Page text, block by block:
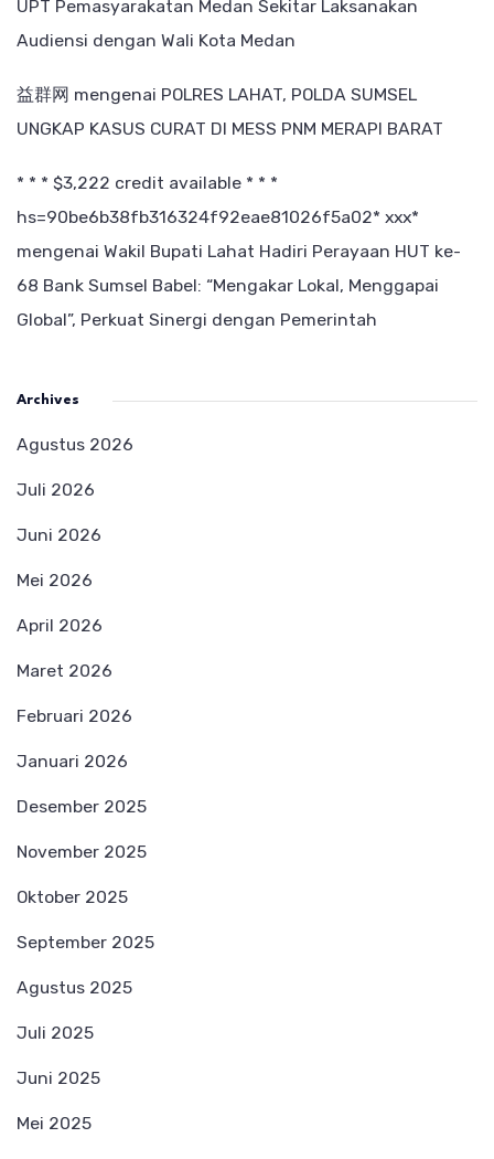
UPT Pemasyarakatan Medan Sekitar Laksanakan
Audiensi dengan Wali Kota Medan
益群网 mengenai POLRES LAHAT, POLDA SUMSEL
UNGKAP KASUS CURAT DI MESS PNM MERAPI BARAT
* * * $3,222 credit available * * *
hs=90be6b38fb316324f92eae81026f5a02* ххх*
mengenai Wakil Bupati Lahat Hadiri Perayaan HUT ke-
68 Bank Sumsel Babel: “Mengakar Lokal, Menggapai
Global”, Perkuat Sinergi dengan Pemerintah
Archives
Agustus 2026
Juli 2026
Juni 2026
Mei 2026
April 2026
Maret 2026
Februari 2026
Januari 2026
Desember 2025
November 2025
Oktober 2025
September 2025
Agustus 2025
Juli 2025
Juni 2025
Mei 2025